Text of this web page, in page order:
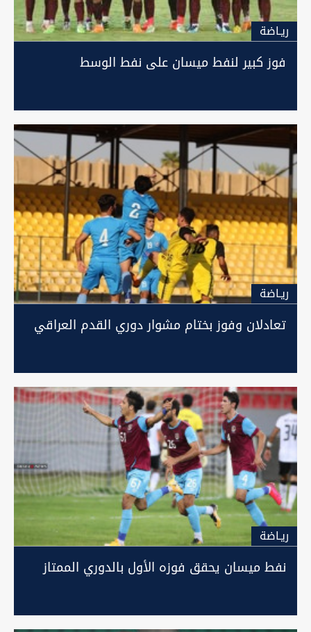
ريـاضة
فوز كبير لنفط ميسان على نفط الوسط
ريـاضة
تعادلان وفوز بختام مشوار دوري القدم العراقي
ريـاضة
نفط ميسان يحقق فوزه الأول بالدوري الممتاز